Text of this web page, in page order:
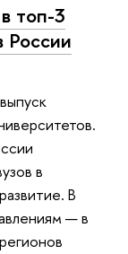
топ-3
России
в
В
— в